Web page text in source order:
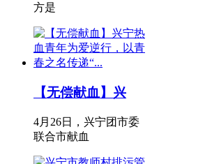
方是
【无偿献血】兴
4月26日，兴宁团市委
联合市献血